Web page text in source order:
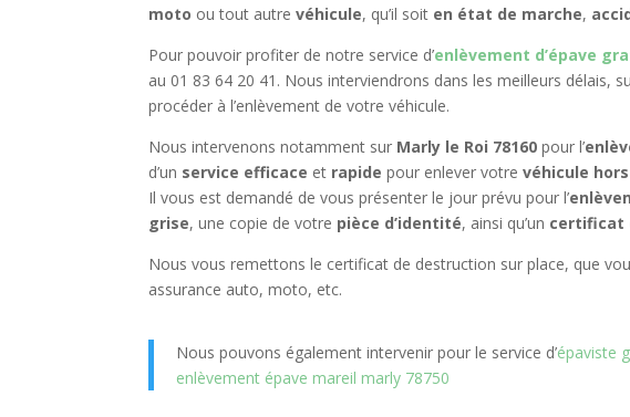
moto ou tout autrevéhicule, qu’il soit en état de marche,
Pour pouvoir profiter de notre service d’enlèvement d’épave
au 01 83 64 20 41. Nous interviendrons dans les meilleurs délais,
procéder à l’enlèvement de votre véhicule.
Nous intervenons notamment sur Marly le Roi 78160 pour l’
d’un service efficace et rapide pour enlever votrevéhicule hors
Il vous est demandé de vous présenter le jour prévu pour l’
grise, une copie de votre pièce d’identité, ainsi qu’un certificat
Nous vous remettons le certificat de destruction sur place, que
assurance auto, moto, etc.
Nous pouvons également intervenir pour le service d’épaviste
enlèvement épave mareil marly 78750